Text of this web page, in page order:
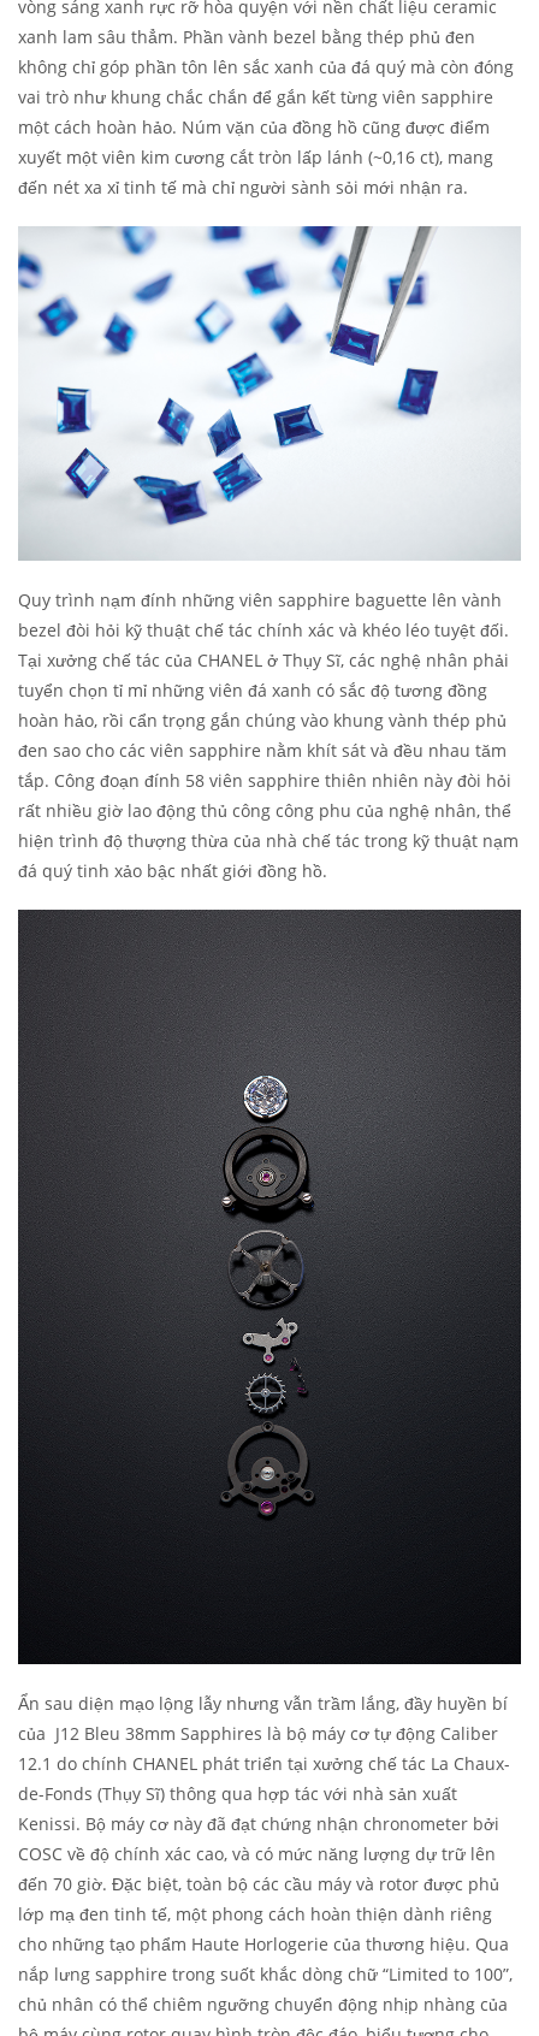
vòng sáng xanh rực rỡ hòa quyện với nền chất liệu ceramic
xanh lam sâu thẳm. Phần vành bezel bằng thép phủ đen
không chỉ góp phần tôn lên sắc xanh của đá quý mà còn đóng
vai trò như khung chắc chắn để gắn kết từng viên sapphire
một cách hoàn hảo. Núm vặn của đồng hồ cũng được điểm
xuyết một viên kim cương cắt tròn lấp lánh (~0,16 ct), mang
đến nét xa xỉ tinh tế mà chỉ người sành sỏi mới nhận ra.
Quy trình nạm đính những viên sapphire baguette lên vành
bezel đòi hỏi kỹ thuật chế tác chính xác và khéo léo tuyệt đối.
Tại xưởng chế tác của CHANEL ở Thụy Sĩ, các nghệ nhân phải
tuyển chọn tỉ mỉ những viên đá xanh có sắc độ tương đồng
hoàn hảo, rồi cẩn trọng gắn chúng vào khung vành thép phủ
đen sao cho các viên sapphire nằm khít sát và đều nhau tăm
tắp. Công đoạn đính 58 viên sapphire thiên nhiên này đòi hỏi
rất nhiều giờ lao động thủ công công phu của nghệ nhân, thể
hiện trình độ thượng thừa của nhà chế tác trong kỹ thuật nạm
đá quý tinh xảo bậc nhất giới đồng hồ.
Ẩn sau diện mạo lộng lẫy nhưng vẫn trầm lắng, đầy huyền bí
của J12 Bleu 38mm Sapphires là bộ máy cơ tự động Caliber
12.1 do chính CHANEL phát triển tại xưởng chế tác La Chaux-
de-Fonds (Thụy Sĩ) thông qua hợp tác với nhà sản xuất
Kenissi. Bộ máy cơ này đã đạt chứng nhận chronometer bởi
COSC về độ chính xác cao, và có mức năng lượng dự trữ lên
đến 70 giờ. Đặc biệt, toàn bộ các cầu máy và rotor được phủ
lớp mạ đen tinh tế, một phong cách hoàn thiện dành riêng
cho những tạo phẩm Haute Horlogerie của thương hiệu. Qua
nắp lưng sapphire trong suốt khắc dòng chữ “Limited to 100”,
chủ nhân có thể chiêm ngưỡng chuyển động nhịp nhàng của